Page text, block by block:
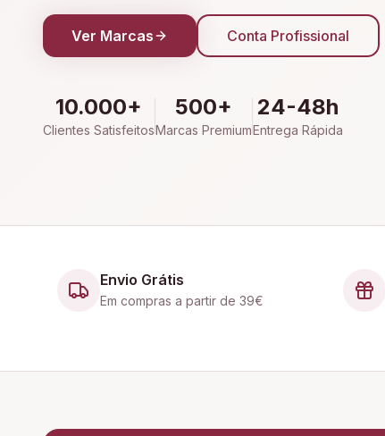
Ver Marcas Conta Profissional
10.000+
Clientes Satisfeitos
500+
Marcas Premium
24-48h
Entrega Rápida
Envio Grátis
Em compras a partir de 39€